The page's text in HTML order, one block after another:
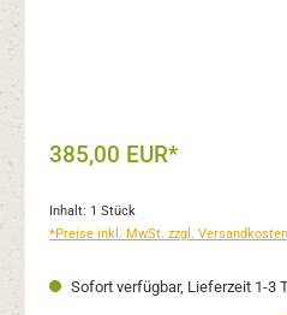
385,00 EUR*
Inhalt: 1 Stück
*Preise inkl. MwSt. zzgl. Versandkosten
Sofort verfügbar, Lieferzeit 1-3